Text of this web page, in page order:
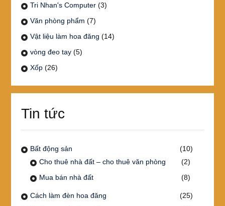
Tri Nhan's Computer (3)
Văn phòng phẩm (7)
Vật liệu làm hoa đăng (14)
vòng đeo tay (5)
Xốp (26)
Tin tức
Bất động sản
(10)
Cho thuê nhà đất – cho thuê văn phòng
(2)
Mua bán nhà đất
(8)
Cách làm đèn hoa đăng
(25)